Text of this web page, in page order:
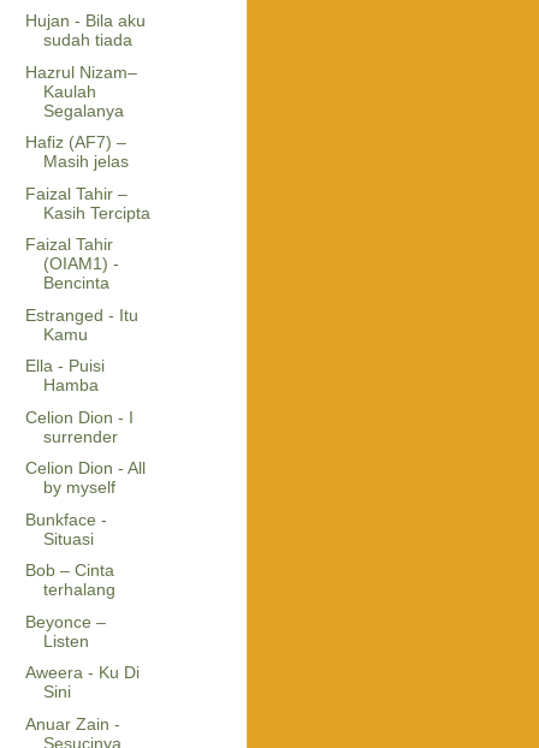
Hujan - Bila aku
sudah tiada
Hazrul Nizam–
Kaulah
Segalanya
Hafiz (AF7) –
Masih jelas
Faizal Tahir –
Kasih Tercipta
Faizal Tahir
(OIAM1) -
Bencinta
Estranged - Itu
Kamu
Ella - Puisi
Hamba
Celion Dion - I
surrender
Celion Dion - All
by myself
Bunkface -
Situasi
Bob – Cinta
terhalang
Beyonce –
Listen
Aweera - Ku Di
Sini
Anuar Zain -
Sesucinya